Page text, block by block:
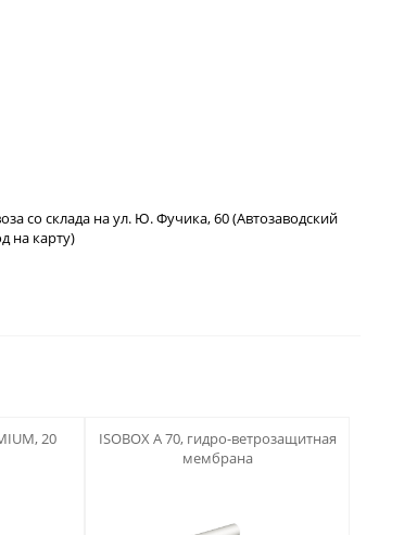
со склада на ул. Ю. Фучика, 60 (Автозаводский
на карту)
20
ISOBOX А 70, гидро-ветрозащитная
мембрана